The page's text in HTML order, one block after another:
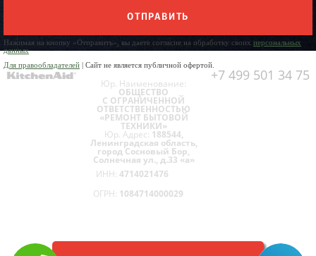
ОТПРАВИТЬ
Нажимая на кнопку «Отправить», вы даете согласие на обработку своих персональных
данных
Для правообладателей | Сайт не является публичной офертой.
+7 499 501 34 75
Юр. Наименование:
ОБЩЕСТВО
С ОГРАНИЧЕННОЙ
ОТВЕТСТВЕННОСТЬЮ
«РЕМОНТ БЫТОВОЙ
ТЕХНИКИ»
Юр. Адрес: 188544,
Ленинградская область,
город Сосновый Бор,
Солнечная ул., д.33 «а»
ИНН: 4714021476
ОГРН: 1084714000029